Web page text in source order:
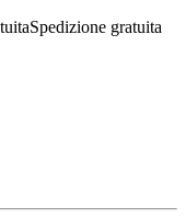
Spedizione gratuita